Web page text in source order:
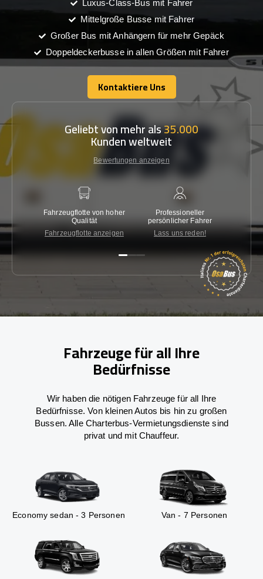
Luxus-Class-Bus mit Fahrer
Mittelgroße Busse mit Fahrer
Großer Bus mit Anhängern für mehr Gepäck
Doppeldeckerbusse in allen Größen mit Fahrer
Kontaktiere Uns
Kontaktiere Uns
Geliebt von mehr als35.000
Kunden weltweit
Bewertungen anzeigen
Fahrzeugflotte von hoher
Qualität
Fahrzeugflotte anzeigen
Professioneller
persönlicher Fahrer
Lass uns reden!
Fahrzeuge für all Ihre
Bedürfnisse
Wir haben die nötigen Fahrzeuge für all Ihre
Bedürfnisse. Von kleinen Autos bis hin zu großen
Bussen. Alle Charterbus-Vermietungsdienste sind
privat und mit Chauffeur.
Economy sedan - 3 Personen Van - 7 Personen